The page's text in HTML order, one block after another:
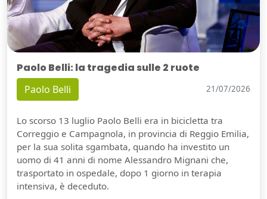
Paolo Belli: la tragedia sulle 2 ruote
Paolo Belli 21/07/2026
Lo scorso 13 luglio Paolo Belli era in bicicletta tra
Correggio e Campagnola, in provincia di Reggio Emilia,
per la sua solita sgambata, quando ha investito un
uomo di 41 anni di nome Alessandro Mignani che,
trasportato in ospedale, dopo 1 giorno in terapia
intensiva, è deceduto.